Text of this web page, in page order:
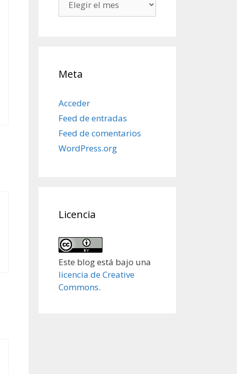
mis
Meta
Acceder
Feed de entradas
Feed de comentarios
WordPress.org
Licencia
Este blog está bajo una
licencia de Creative
Commons.